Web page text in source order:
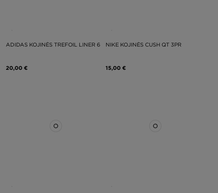
ADIDAS KOJINĖS TREFOIL LINER 6
20,00 €
NIKE KOJINĖS CUSH QT 3PR
15,00 €